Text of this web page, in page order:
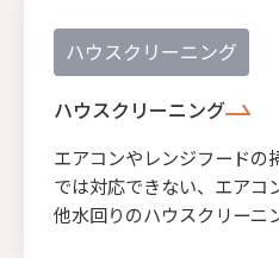
ハウスクリーニング
ハウスクリーニング
エアコンやレンジフードの
では対応できない、エアコ
他水回りのハウスクリーニ